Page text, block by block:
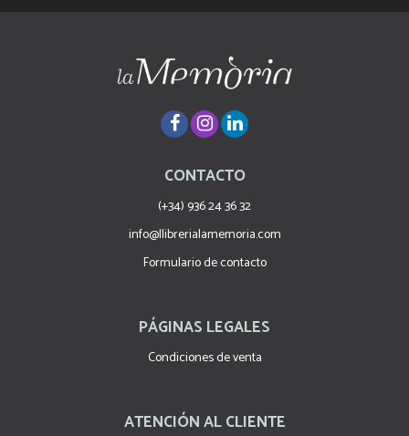
CONTACTO
(+34) 936 24 36 32
info@llibrerialamemoria.com
Formulario de contacto
PÁGINAS LEGALES
Condiciones de venta
ATENCIÓN AL CLIENTE